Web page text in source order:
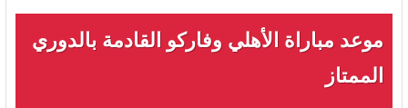
موعد مباراة الأهلي وفاركو القادمة بالدوري
الممتاز